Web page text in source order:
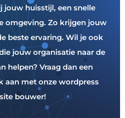
jouw huisstijl, een snelle
omgeving. Zo krijgen jouw
beste ervaring. Wil je ook
jouw organisatie naar de
helpen? Vraag dan een
aan met onze wordpress
bouwer!